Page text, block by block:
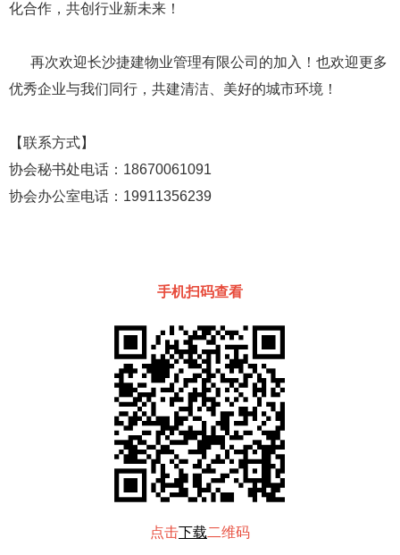
化合作，共创行业新未来！
再次欢迎长沙捷建物业管理有限公司的加入！也欢迎更多
优秀企业与我们同行，共建清洁、美好的城市环境！
【联系方式】
协会秘书处电话：18670061091
协会办公室电话：19911356239
手机扫码查看
点击下载二维码